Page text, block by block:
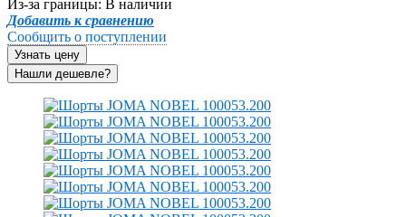
Из-за границы: В наличии
Добавить к сравнению
Сообщить о поступлении
Узнать цену